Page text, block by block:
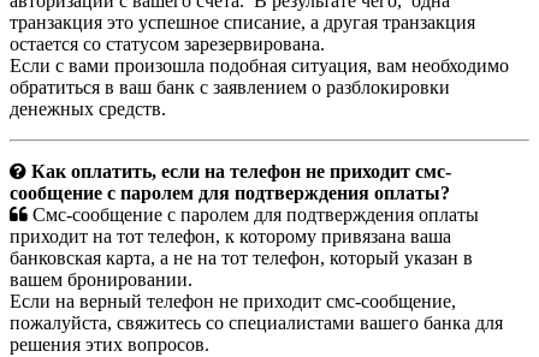
транзакция это успешное списание, а другая транзакция
остается со статусом зарезервирована.
Если с вами произошла подобная ситуация, вам необходимо
обратиться в ваш банк с заявлением о разблокировки
денежных средств.
Как оплатить, если на телефон не приходит смс-
сообщение с паролем для подтверждения оплаты?
Смс-сообщение с паролем для подтверждения оплаты
приходит на тот телефон, к которому привязана ваша
банковская карта, а не на тот телефон, который указан в
вашем бронировании.
Если на верный телефон не приходит смс-сообщение,
пожалуйста, свяжитесь со специалистами вашего банка для
решения этих вопросов.